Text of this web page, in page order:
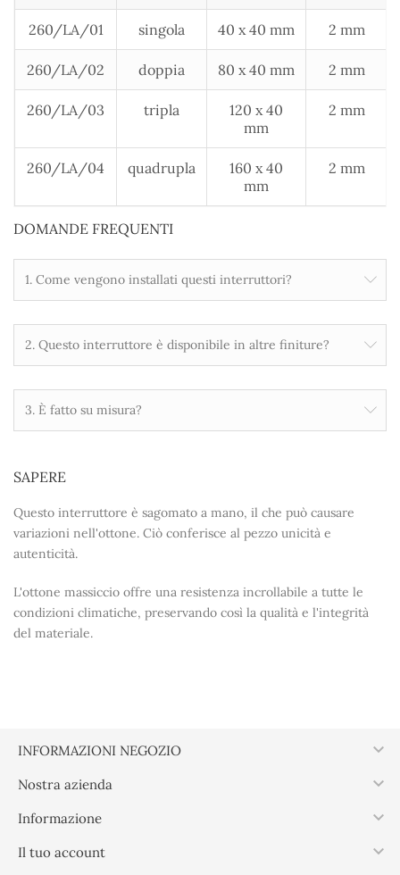
260/LA/01 singola 40 x 40 mm 2 mm
260/LA/02 doppia 80 x 40 mm 2 mm
260/LA/03 tripla
120 x 40
mm
2 mm
260/LA/04 quadrupla
160 x 40
mm
2 mm
DOMANDE FREQUENTI
1. Come vengono installati questi interruttori?
2. Questo interruttore è disponibile in altre finiture?
3. È fatto su misura?
SAPERE
Questo interruttore è sagomato a mano, il che può causare
variazioni nell'ottone. Ciò conferisce al pezzo unicità e
autenticità.
L'ottone massiccio offre una resistenza incrollabile a tutte le
condizioni climatiche, preservando così la qualità e l'integrità
del materiale.
INFORMAZIONI NEGOZIO 
Nostra azienda 
Informazione 
Il tuo account 